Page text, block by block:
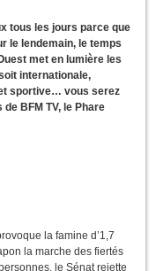
tous les jours parce que
le lendemain, le temps
met en lumière les
internationale,
sportive… vous serez
BFM TV, le Phare
la famine d’1,7
la marche des fiertés
le Sénat rejette